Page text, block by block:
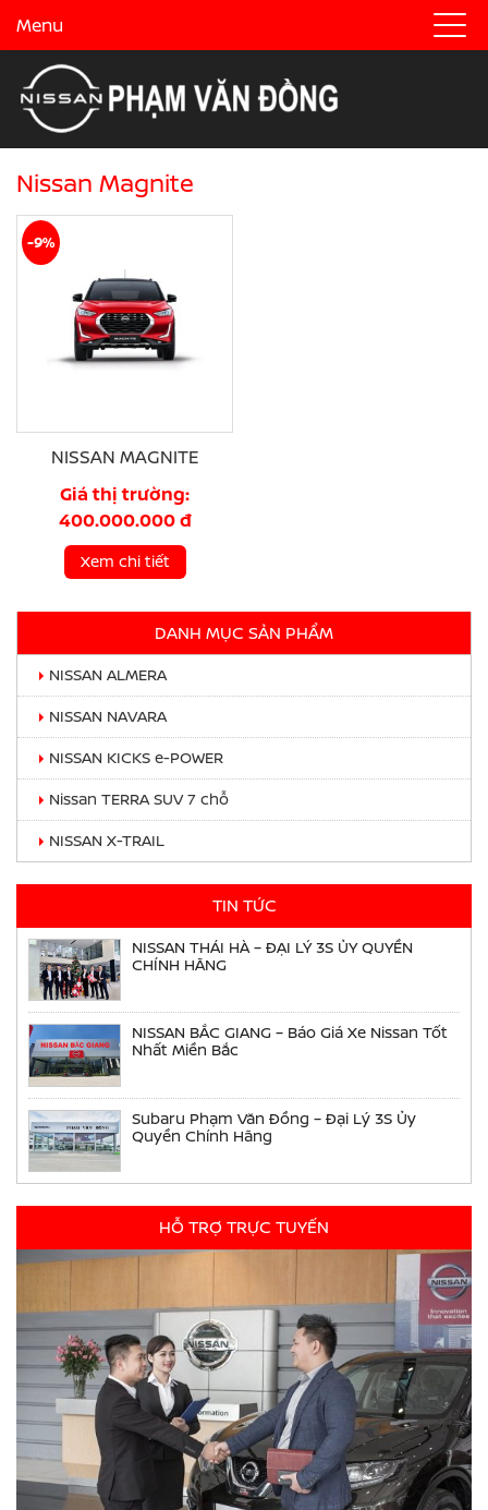
Menu
Nissan Magnite
NISSAN MAGNITE
Giá thị trường:
400.000.000 đ
-9%
Xem chi tiết
DANH MỤC SẢN PHẨM
NISSAN ALMERA
NISSAN NAVARA
NISSAN KICKS e-POWER
Nissan TERRA SUV 7 chỗ
NISSAN X-TRAIL
TIN TỨC
NISSAN THÁI HÀ – ĐẠI LÝ 3S ỦY QUYỀN
CHÍNH HÃNG
NISSAN BẮC GIANG – Báo Giá Xe Nissan Tốt
Nhất Miền Bắc
Subaru Phạm Văn Đồng – Đại Lý 3S Ủy
Quyền Chính Hãng
HỖ TRỢ TRỰC TUYẾN